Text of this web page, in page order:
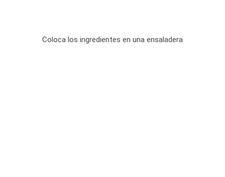
Coloca los ingredientes en una ensaladera